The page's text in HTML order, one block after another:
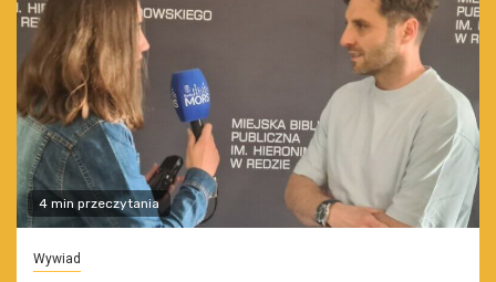
4 min przeczytania
Wywiad